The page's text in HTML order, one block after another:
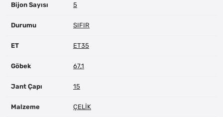
Bijon Sayısı 5
Durumu SIFIR
ET ET35
Göbek 67,1
Jant Çapı 15
Malzeme ÇELİK